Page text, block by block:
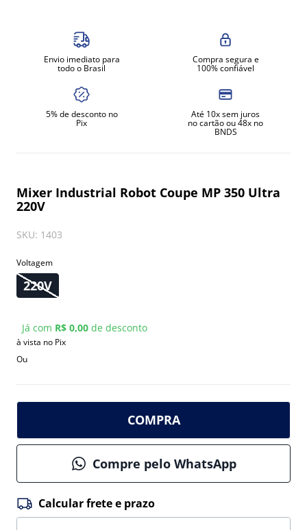
Envio imediato para
todo o Brasil
Compra segura e
100% confiável
5% de desconto no
Pix
Até 10x sem juros
no cartão ou 48x no
BNDS
Mixer Industrial Robot Coupe MP 350 Ultra
220V
SKU: 1403
Voltagem
220V
Já com R$ 0,00 de desconto
à vista no Pix
Ou
COMPRA
Compre pelo WhatsApp
fritadeira
robot coupe